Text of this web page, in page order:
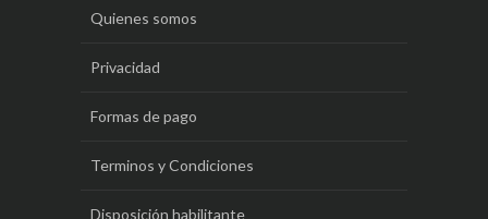
Quienes somos
Privacidad
Formas de pago
Terminos y Condiciones
Disposición habilitante